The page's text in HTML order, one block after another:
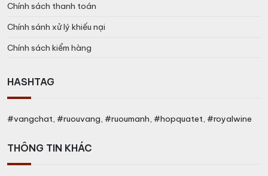
Chính sách thanh toán
Chính sánh xử lý khiếu nại
Chính sách kiểm hàng
HASHTAG
#vangchat, #ruouvang, #ruoumanh, #hopquatet, #royalwine
THÔNG TIN KHÁC